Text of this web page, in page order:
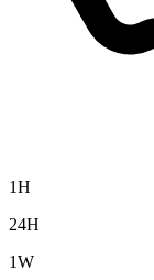
1H
24H
1W